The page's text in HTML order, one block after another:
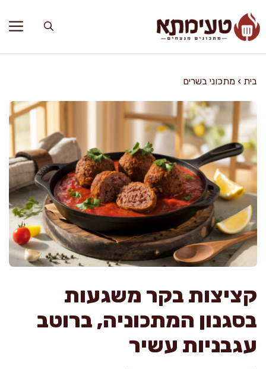
לתוכן
בית › מתכוני בשרים
קציצות בקר משגעות
בסגנון המתכוניה, ברוטב
עגבניות עשיר